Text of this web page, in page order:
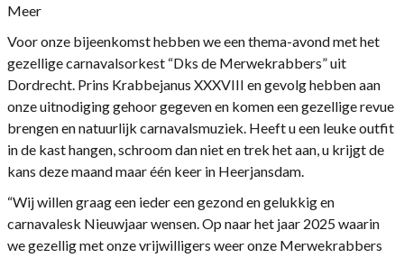
Meer
Voor onze bijeenkomst hebben we een thema-avond met het
gezellige carnavalsorkest “Dks de Merwekrabbers” uit
Dordrecht. Prins Krabbejanus XXXVIII en gevolg hebben aan
onze uitnodiging gehoor gegeven en komen een gezellige revue
brengen en natuurlijk carnavalsmuziek. Heeft u een leuke outfit
in de kast hangen, schroom dan niet en trek het aan, u krijgt de
kans deze maand maar één keer in Heerjansdam.
“Wij willen graag een ieder een gezond en gelukkig en
carnavalesk Nieuwjaar wensen. Op naar het jaar 2025 waarin
we gezellig met onze vrijwilligers weer onze Merwekrabbers